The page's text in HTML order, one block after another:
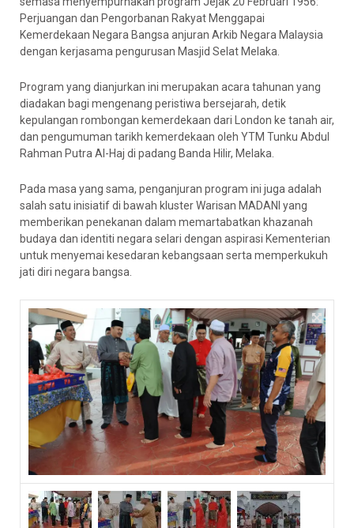
Perjuangan dan Pengorbanan Rakyat Menggapai
Kemerdekaan Negara Bangsa anjuran Arkib Negara Malaysia
dengan kerjasama pengurusan Masjid Selat Melaka.
Program yang dianjurkan ini merupakan acara tahunan yang
diadakan bagi mengenang peristiwa bersejarah, detik
kepulangan rombongan kemerdekaan dari London ke tanah air,
dan pengumuman tarikh kemerdekaan oleh YTM Tunku Abdul
Rahman Putra Al-Haj di padang Banda Hilir, Melaka.
Pada masa yang sama, penganjuran program ini juga adalah
salah satu inisiatif di bawah kluster Warisan MADANI yang
memberikan penekanan dalam memartabatkan khazanah
budaya dan identiti negara selari dengan aspirasi Kementerian
untuk menyemai kesedaran kebangsaan serta memperkukuh
jati diri negara bangsa.